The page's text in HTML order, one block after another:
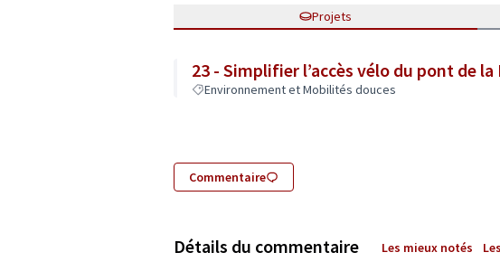
Projets
23 - Simplifier l’accès vélo du pont de
Environnement et Mobilités douces
Commentaire
Détails du commentaire Les mieux notés